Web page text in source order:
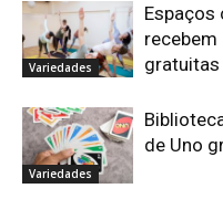
Variedades
Espaços
gratuitas
Variedades
de Uno